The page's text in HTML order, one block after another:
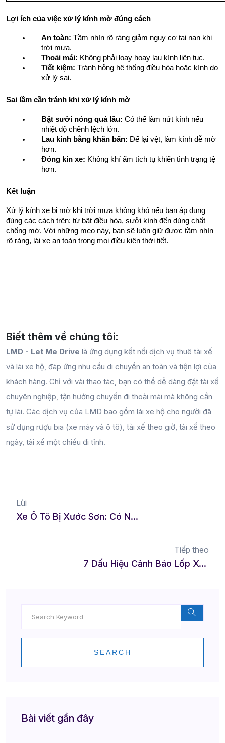
Lợi ích của việc xử lý kính mờ đúng cách
An toàn: Tầm nhìn rõ ràng giảm nguy cơ tai nạn khi
trời mưa.
Thoải mái: Không phải loay hoay lau kính liên tục.
Tiết kiệm: Tránh hỏng hệ thống điều hòa hoặc kính do
xử lý sai.
Sai lầm cần tránh khi xử lý kính mờ
Bật sưởi nóng quá lâu: Có thể làm nứt kính nếu
nhiệt độ chênh lệch lớn.
Lau kính bằng khăn bẩn: Để lại vệt, làm kính dễ mờ
hơn.
Đóng kín xe: Không khí ẩm tích tụ khiến tình trạng tệ
hơn.
Kết luận
Xử lý kính xe bị mờ khi trời mưa không khó nếu bạn áp dụng
đúng các cách trên: từ bật điều hòa, sưởi kính đến dùng chất
chống mờ. Với những mẹo này, bạn sẽ luôn giữ được tầm nhìn
rõ ràng, lái xe an toàn trong mọi điều kiện thời tiết.
Biết thêm về chúng tôi:
LMD - Let Me Drive là ứng dụng kết nối dịch vụ thuê tài xế
và lái xe hộ, đáp ứng nhu cầu di chuyển an toàn và tiện lợi của
khách hàng. Chỉ với vài thao tác, bạn có thể dễ dàng đặt tài xế
chuyên nghiệp, tận hưởng chuyến đi thoải mái mà không cần
tự lái. Các dịch vụ của LMD bao gồm lái xe hộ cho người đã
sử dụng rượu bia (xe máy và ô tô), tài xế theo giờ, tài xế theo
ngày, tài xế một chiều đi tỉnh.
Lùi
Xe Ô Tô Bị Xước Sơn: Có Nên Tự Sửa Không Năm 2025?
Tiếp theo
7 Dấu Hiệu Cảnh Báo Lốp Xe Cần Thay Ngay Năm 2025
SEARCH
Bài viết gần đây